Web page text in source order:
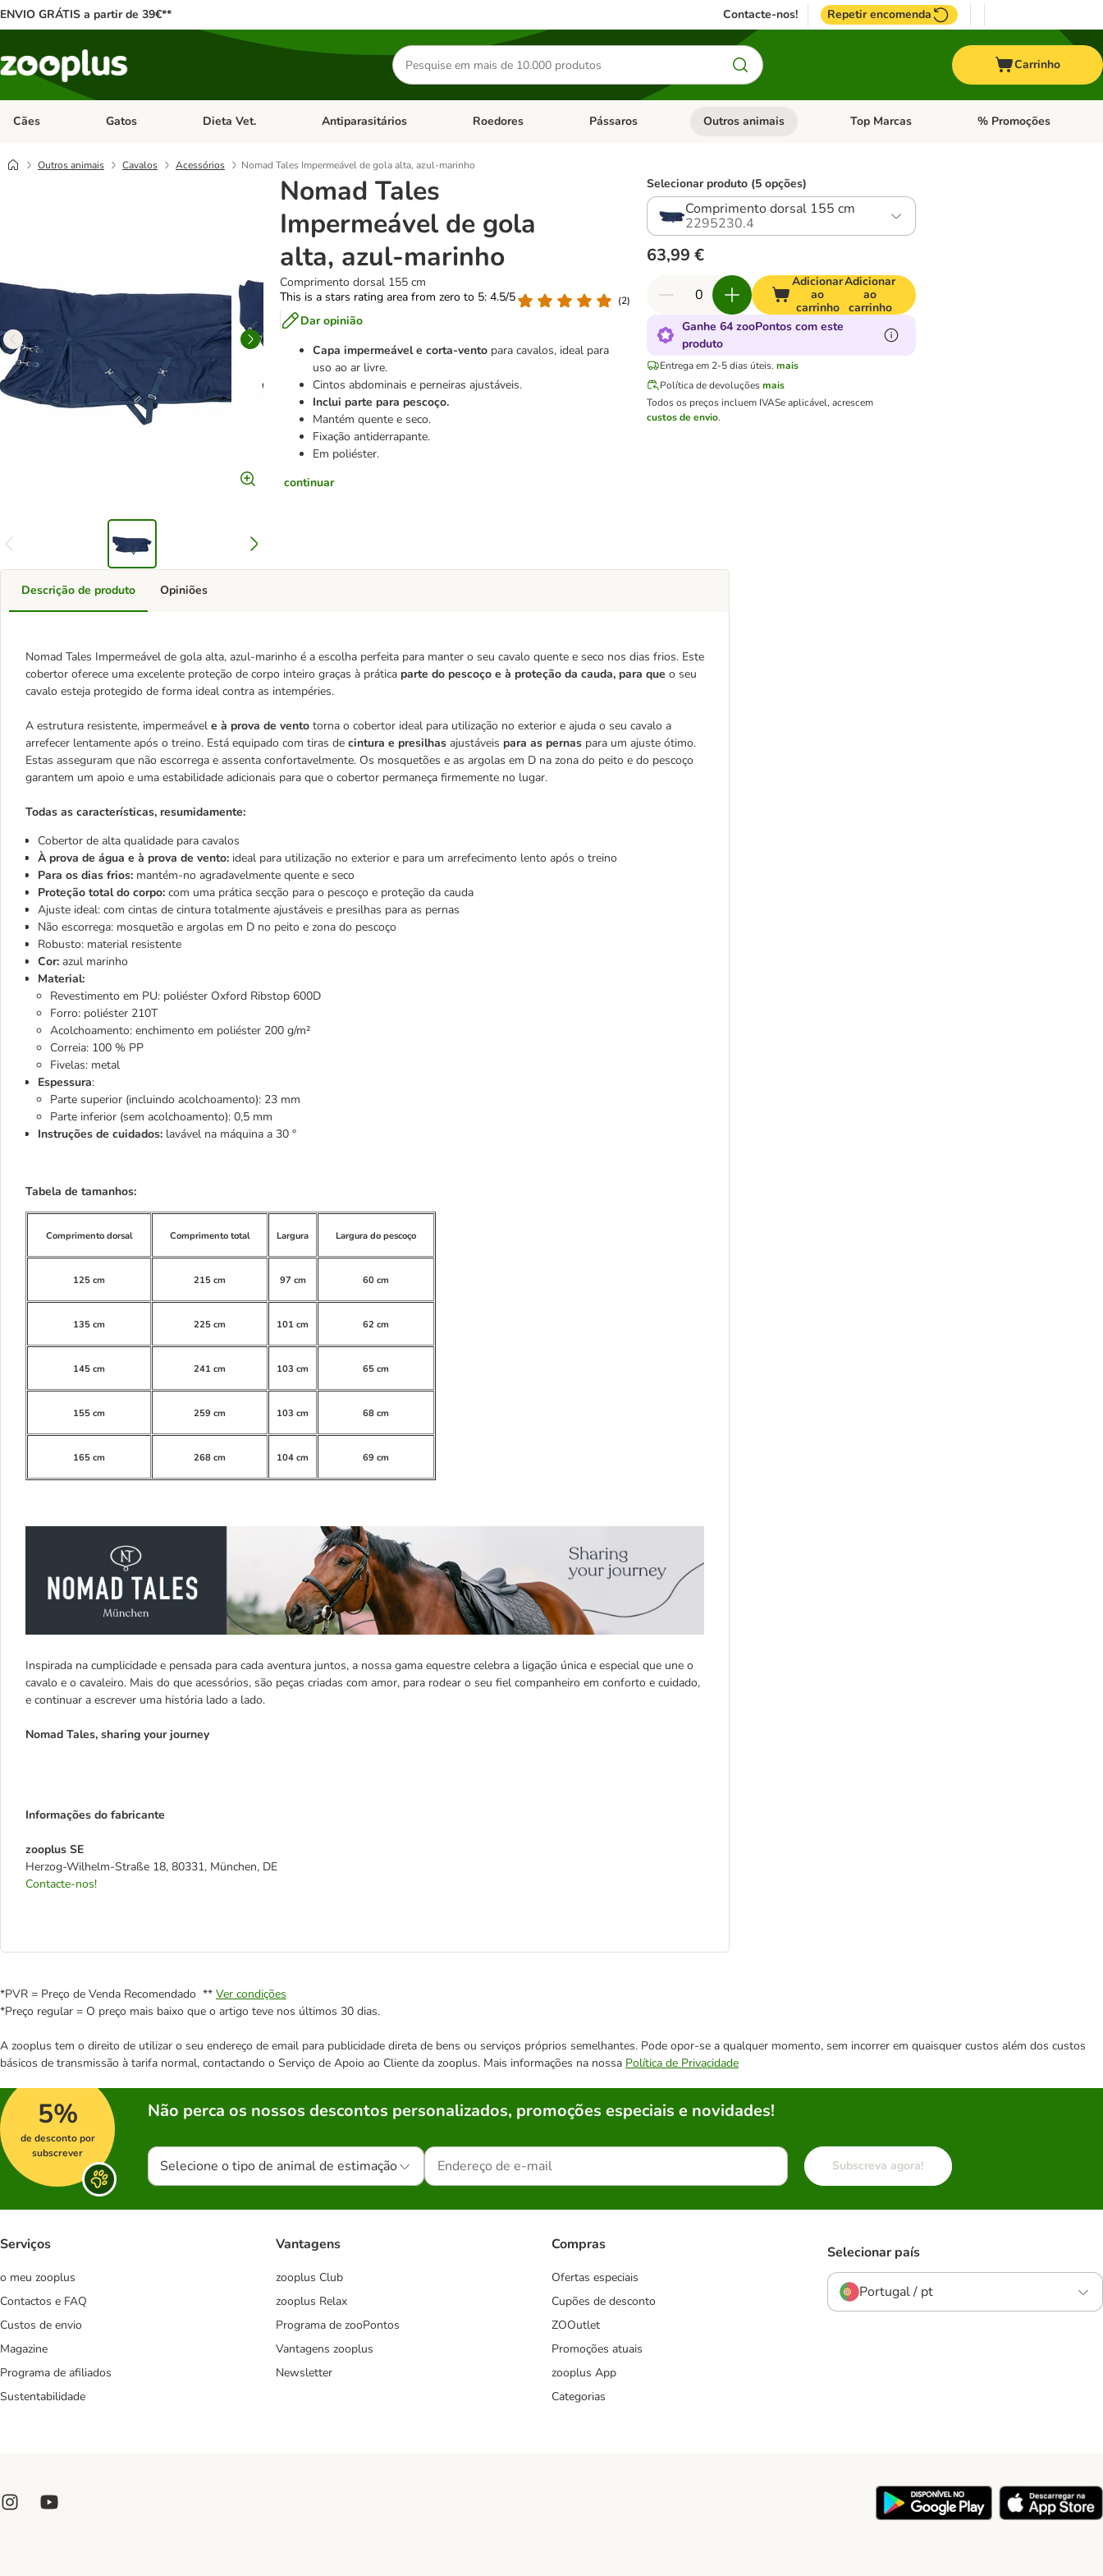
ENVIO GRÁTIS a partir de 39€** Contacte-nos! Repetir encomenda
Pesquisar
produtos
Carrinho
Cães Abrir menu de categoria: Cães
Gatos Abrir menu de categoria: Gatos
Dieta Vet. Abrir menu de categoria: Dieta Vet.
Antiparasitários Abrir menu de categoria: Antiparasitários
Roedores Abrir menu de categoria: Roedores
Pássaros Abrir menu de categoria: Pássaros
Outros animais Abrir menu de categoria: Outros animais
Top Marcas Abrir menu de categoria:
% Promoções
Outros animais Cavalos Acessórios Nomad Tales Impermeável de gola alta, azul-marinho
Nomad Tales
Impermeável de gola
alta, azul-marinho
Comprimento dorsal 155 cm
This is a stars rating area from zero to 5: 4.5/5
(2)
Dar opinião
Capa impermeável e corta-vento para cavalos, ideal para
uso ao ar livre.
Cintos abdominais e perneiras ajustáveis.
Inclui parte para pescoço.
Mantém quente e seco.
Fixação antiderrapante.
Em poliéster.
continuar
Selecionar produto (5 opções)
Comprimento dorsal 155 cm
2295230.4
63,99 €
Adicionar
ao
carrinho
Adicionar
ao
carrinho
Ganhe 64 zooPontos com este
produto
Entrega em 2-5 dias úteis. mais
Política de devoluções mais
Todos os preços incluem IVASe aplicável, acrescem
custos de envio.
Descrição de produto
Nomad Tales Impermeável de gola alta, azul-marinho é a escolha perfeita para manter o seu cavalo quente e seco nos dias frios. Este
cobertor oferece uma excelente proteção de corpo inteiro graças à prática parte do pescoço e à proteção da cauda, para que o seu
cavalo esteja protegido de forma ideal contra as intempéries.
A estrutura resistente, impermeável e à prova de vento torna o cobertor ideal para utilização no exterior e ajuda o seu cavalo a
arrefecer lentamente após o treino. Está equipado com tiras de cintura e presilhas ajustáveis para as pernas para um ajuste ótimo.
Estas asseguram que não escorrega e assenta confortavelmente. Os mosquetões e as argolas em D na zona do peito e do pescoço
garantem um apoio e uma estabilidade adicionais para que o cobertor permaneça firmemente no lugar.
Todas as características, resumidamente:
Cobertor de alta qualidade para cavalos
À prova de água e à prova de vento: ideal para utilização no exterior e para um arrefecimento lento após o treino
Para os dias frios: mantém-no agradavelmente quente e seco
Proteção total do corpo: com uma prática secção para o pescoço e proteção da cauda
Ajuste ideal: com cintas de cintura totalmente ajustáveis e presilhas para as pernas
Não escorrega: mosquetão e argolas em D no peito e zona do pescoço
Robusto: material resistente
Cor: azul marinho
Material:
Revestimento em PU: poliéster Oxford Ribstop 600D
Forro: poliéster 210T
Acolchoamento: enchimento em poliéster 200 g/m²
Correia: 100 % PP
Fivelas: metal
Espessura:
Parte superior (incluindo acolchoamento): 23 mm
Parte inferior (sem acolchoamento): 0,5 mm
Instruções de cuidados: lavável na máquina a 30 °
Tabela de tamanhos:
Comprimento dorsal Comprimento total Largura Largura do pescoço
125 cm 215 cm 97 cm 60 cm
135 cm 225 cm 101 cm 62 cm
145 cm 241 cm 103 cm 65 cm
155 cm 259 cm 103 cm 68 cm
165 cm 268 cm 104 cm 69 cm
Inspirada na cumplicidade e pensada para cada aventura juntos, a nossa gama equestre celebra a ligação única e especial que une o
cavalo e o cavaleiro. Mais do que acessórios, são peças criadas com amor, para rodear o seu fiel companheiro em conforto e cuidado,
e continuar a escrever uma história lado a lado.
Nomad Tales, sharing your journey
Informações do fabricante
zooplus SE
Herzog-Wilhelm-Straße 18, 80331, München, DE
Contacte-nos!
Opiniões
*PVR = Preço de Venda Recomendado ** Ver condições
*Preço regular = O preço mais baixo que o artigo teve nos últimos 30 dias.
A zooplus tem o direito de utilizar o seu endereço de email para publicidade direta de bens ou serviços próprios semelhantes. Pode opor-se a qualquer momento, sem incorrer em quaisquer custos além dos custos
básicos de transmissão à tarifa normal, contactando o Serviço de Apoio ao Cliente da zooplus. Mais informações na nossa Política de Privacidade
5%
de desconto por
subscrever
Não perca os nossos descontos personalizados, promoções especiais e novidades!
Selecione o tipo de animal de estimação Subscreva agora!
Serviços
o meu zooplus
Contactos e FAQ
Custos de envio
Magazine
Programa de afiliados
Sustentabilidade
Vantagens
zooplus Club
zooplus Relax
Programa de zooPontos
Vantagens zooplus
Newsletter
Compras
Ofertas especiais
Cupões de desconto
ZOOutlet
Promoções atuais
zooplus App
Categorias
Selecionar país
Portugal / pt